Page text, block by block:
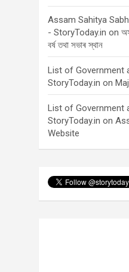
Assam Sahitya
- StoryToday.in on
বৰ্ষ তথা সভাৰ স্থান
List of Government
StoryToday.in on
List of Government
StoryToday.in on
Website